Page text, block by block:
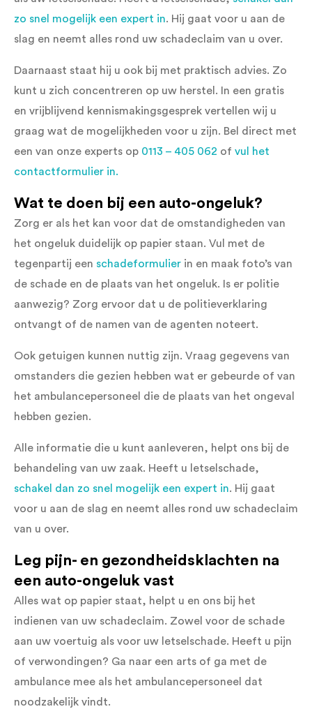
zo snel mogelijk een expert in. Hij gaat voor u aan de
slag en neemt alles rond uw schadeclaim van u over.
Daarnaast staat hij u ook bij met praktisch advies. Zo
kunt u zich concentreren op uw herstel. In een gratis
en vrijblijvend kennismakingsgesprek vertellen wij u
graag wat de mogelijkheden voor u zijn. Bel direct met
een van onze experts op 0113 – 405 062 of vul het
contactformulier in.
Wat te doen bij een auto-ongeluk?
Zorg er als het kan voor dat de omstandigheden van
het ongeluk duidelijk op papier staan. Vul met de
tegenpartij een schadeformulier in en maak foto’s van
de schade en de plaats van het ongeluk. Is er politie
aanwezig? Zorg ervoor dat u de politieverklaring
ontvangt of de namen van de agenten noteert.
Ook getuigen kunnen nuttig zijn. Vraag gegevens van
omstanders die gezien hebben wat er gebeurde of van
het ambulancepersoneel die de plaats van het ongeval
hebben gezien.
Alle informatie die u kunt aanleveren, helpt ons bij de
behandeling van uw zaak. Heeft u letselschade,
schakel dan zo snel mogelijk een expert in. Hij gaat
voor u aan de slag en neemt alles rond uw schadeclaim
van u over.
Leg pijn- en gezondheidsklachten na
een auto-ongeluk vast
Alles wat op papier staat, helpt u en ons bij het
indienen van uw schadeclaim. Zowel voor de schade
aan uw voertuig als voor uw letselschade. Heeft u pijn
of verwondingen? Ga naar een arts of ga met de
ambulance mee als het ambulancepersoneel dat
noodzakelijk vindt.